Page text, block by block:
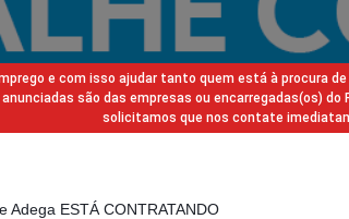
e com isso ajudar tanto quem está à procura
são das empresas ou encarregadas(os)
solicitamos que nos contate
Adega ESTÁ CONTRATANDO